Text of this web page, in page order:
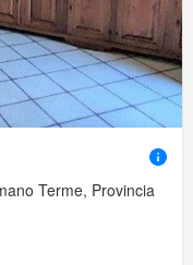
Terme, Provincia